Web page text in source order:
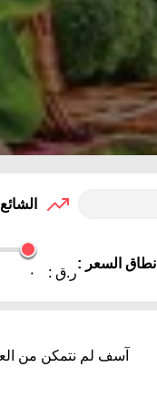
نطاق السعر :
ر.ق : ٠
آسف لم نتمكن من